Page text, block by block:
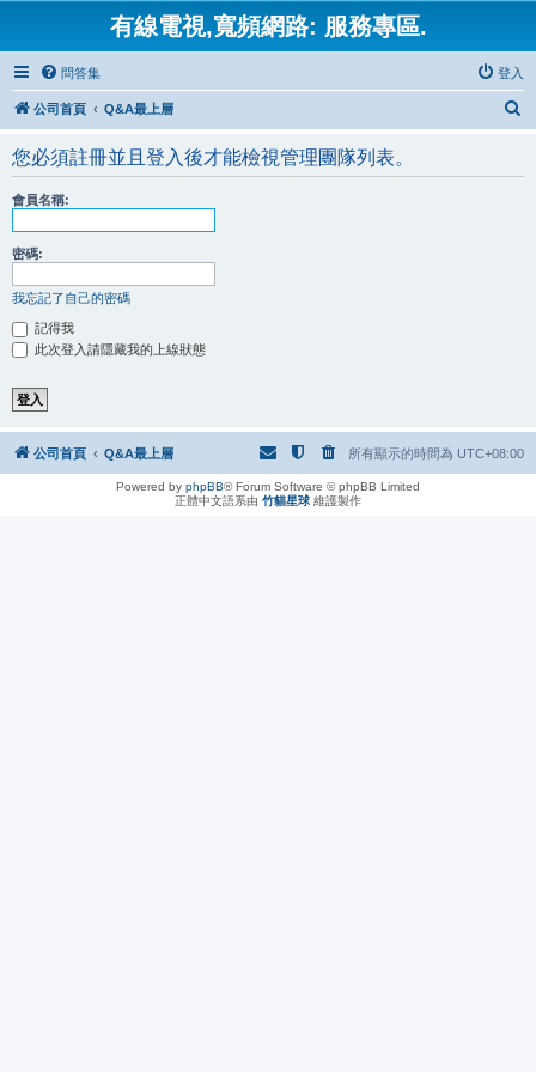
有線電視,寬頻網路: 服務專區.
問答集 登入
公司首頁 Q&A最上層
您必須註冊並且登入後才能檢視管理團隊列表。
會員名稱:
密碼:
我忘記了自己的密碼
記得我
此次登入請隱藏我的上線狀態
公司首頁 Q&A最上層 所有顯示的時間為 UTC+08:00
Powered by phpBB® Forum Software © phpBB Limited
正體中文語系由 竹貓星球 維護製作